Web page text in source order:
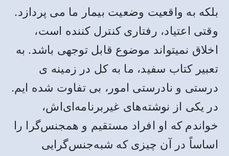
بلکه به واقعیت وضعیت بیمار ما می پردازد.
وقتی اعتیاد، رفتاری کنترل کننده است،
اخلاق نمیتواند موضوع قابل توجهی باشد. به
تعبیر کتاب سفید، ما به کل در زمینه ی
درستی و نادرستی امور، بی تفاوت شده ایم.
در یکی از نوشته‌های غیربرنامه‌ای‌اش،
خواندم که او افراد مستقیم و همجنس‌گرا را
اساساً در آن چیزی که شبه‌جنس‌گرایی